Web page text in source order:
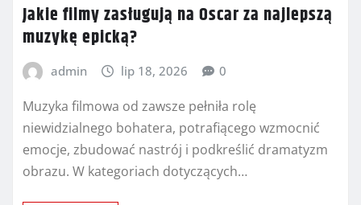
Jakie filmy zasługują na Oscar za najlepszą
muzykę epicką?
admin lip 18, 2026 0
Muzyka filmowa od zawsze pełniła rolę
niewidzialnego bohatera, potrafiącego wzmocnić
emocje, zbudować nastrój i podkreślić dramatyzm
obrazu. W kategoriach dotyczących…